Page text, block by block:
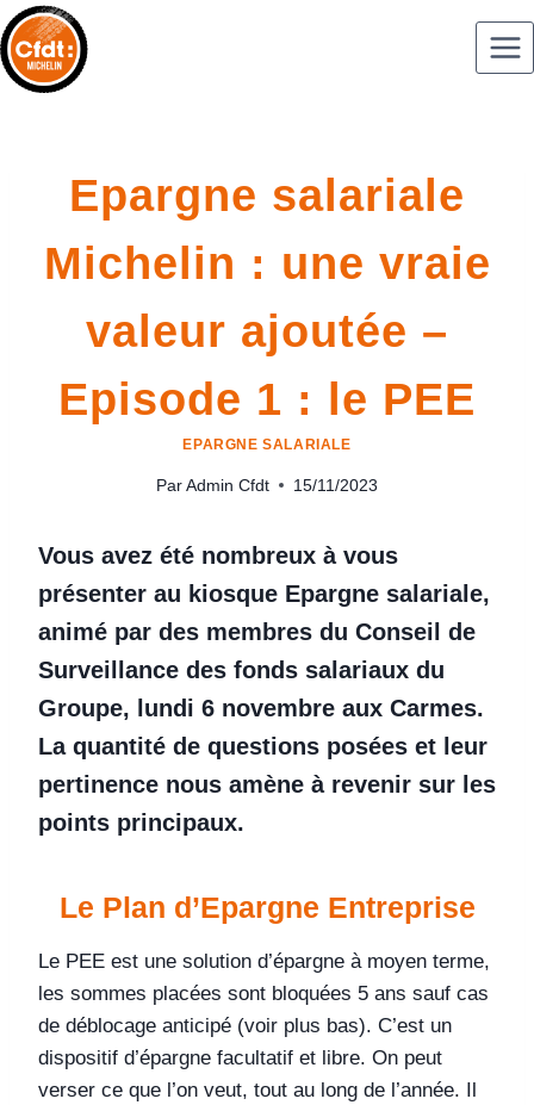
Epargne salariale
Michelin : une vraie
valeur ajoutée –
Episode 1 : le PEE
EPARGNE SALARIALE
Par Admin Cfdt 15/11/2023
Vous avez été nombreux à vous
présenter au kiosque Epargne salariale,
animé par des membres du Conseil de
Surveillance des fonds salariaux du
Groupe, lundi 6 novembre aux Carmes.
La quantité de questions posées et leur
pertinence nous amène à revenir sur les
points principaux.
Le Plan d’Epargne Entreprise
Le PEE est une solution d’épargne à moyen terme,
les sommes placées sont bloquées 5 ans sauf cas
de déblocage anticipé (voir plus bas). C’est un
dispositif d’épargne facultatif et libre. On peut
verser ce que l’on veut, tout au long de l’année. Il